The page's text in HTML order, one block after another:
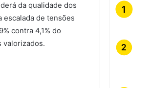
da qualidade dos
de tensões
contra 4,1% do
valorizados.